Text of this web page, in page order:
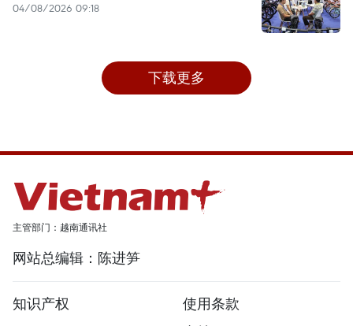
04/08/2026 09:18
下载更多
主管部门：越南通讯社
网站总编辑：陈进笋
知识产权
使用条款